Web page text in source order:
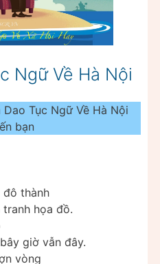
Ngữ Về Hà Nội
Tục Ngữ Về Hà Nội
bạn
đô thành
họa đồ.
giờ vẫn đây.
vòng